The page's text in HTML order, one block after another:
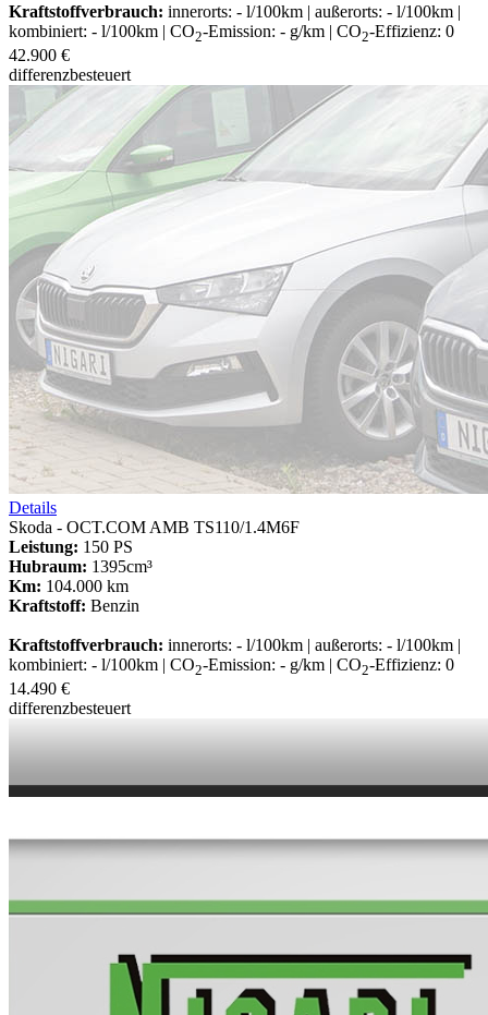
Kraftstoffverbrauch: innerorts: - l/100km | außerorts: - l/100km |
kombiniert: - l/100km | CO2-Emission: - g/km | CO2-Effizienz: 0
42.900 €
differenzbesteuert
Details
Skoda - OCT.COM AMB TS110/1.4M6F
Leistung: 150 PS
Hubraum: 1395cm³
Km: 104.000 km
Kraftstoff: Benzin
Kraftstoffverbrauch: innerorts: - l/100km | außerorts: - l/100km |
kombiniert: - l/100km | CO2-Emission: - g/km | CO2-Effizienz: 0
14.490 €
differenzbesteuert